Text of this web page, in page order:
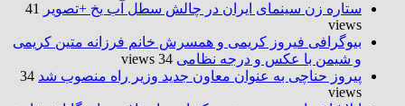
ستاره زن سینمای ایران در چالش سطل آب یخ +تصویر
41
views
بیوگرافی فیروز کریمی و همسرش خانم فرزانه متین کریمی
و شیمن با عکس و درجه نظامی 34 views
پیروز حناچی به عنوان معاون جدید وزیر راه منصوب شد 34
views